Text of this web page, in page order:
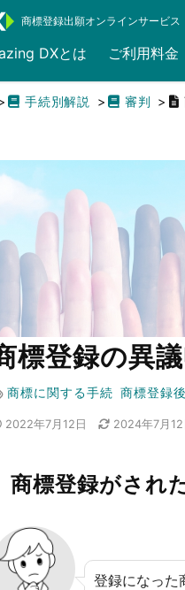
商標登録出願オンラインサービス
DXとは ご利用料金
手続別解説 審判
標登録の異
商標に関する手続 商標登録後
2022年7月12日 2024年7月12
商標登録がされ
登録になった